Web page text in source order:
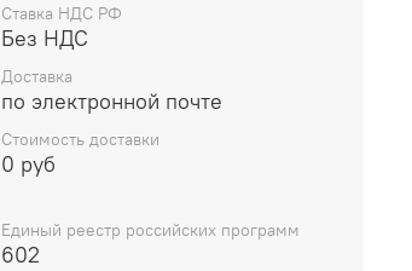
Ставка НДС РФ
Без НДС
Доставка
по электронной почте
Стоимость доставки
0 руб
Единый реестр российских программ
602